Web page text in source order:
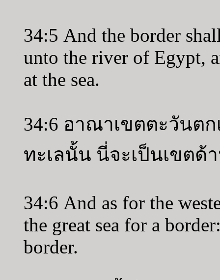
34:5 And the border
unto the river of Egypt,
at the sea.
34:6 อาณาเขตตะวันต
ทะเลนั้น นี่จะเป็นเขตด้
34:6 And as for the
the great sea for a
border.